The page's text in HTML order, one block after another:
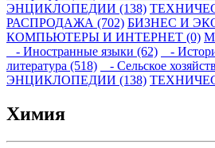
ЭНЦИКЛОПЕДИИ (138)
РАСПРОДАЖА (702) БИЗНЕС И
КОМПЬЮТЕРЫ И ИНТЕРНЕТ (0)
- Иностранные языки (62)
-
литература (518)
- Сельское
ЭНЦИКЛОПЕДИИ (138)
Химия